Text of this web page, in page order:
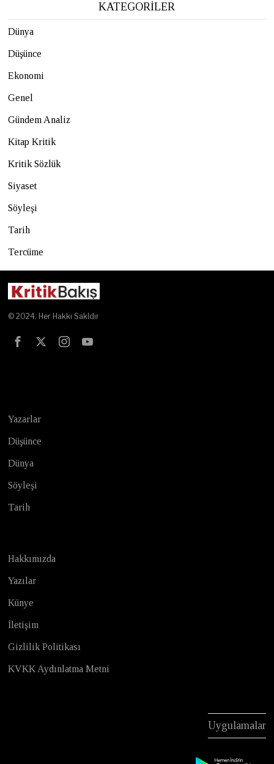
KATEGORİLER
Dünya
Düşünce
Ekonomi
Genel
Gündem Analiz
Kitap Kritik
Kritik Sözlük
Siyaset
Söyleşi
Tarih
Tercüme
© 2024. Her Hakkı Sakldır
Yazarlar
Düşünce
Dünya
Söyleşi
Tarih
Hakkımızda
Yazılar
Künye
İletişim
Gizlilik Politikası
KVKK Aydınlatma Metni
Uygulamalar